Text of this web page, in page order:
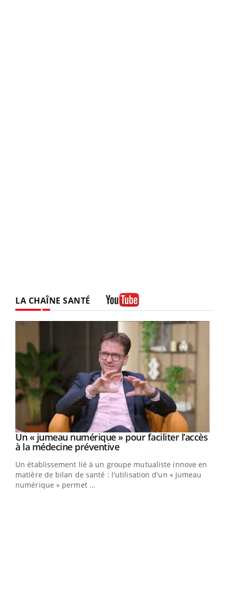
LA CHAÎNE SANTÉ
Youtube
Un « jumeau numérique » pour faciliter l’accès
à la médecine préventiveYoutube
Un établissement lié à un groupe mutualiste innove en
matière de bilan de santé : l'utilisation d'un « jumeau
numérique » permet ...